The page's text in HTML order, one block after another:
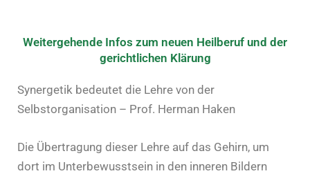
Weitergehende Infos zum neuen Heilberuf und der
gerichtlichen Klärung
Synergetik bedeutet die Lehre von der
Selbstorganisation – Prof. Herman Haken
Die Übertragung dieser Lehre auf das Gehirn, um
dort im Unterbewusstsein in den inneren Bildern